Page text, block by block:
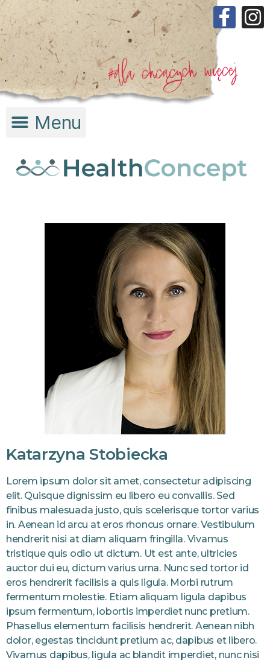
Katarzyna Stobiecka
Lorem ipsum dolor sit amet, consectetur adipiscing
elit. Quisque dignissim eu libero eu convallis. Sed
finibus malesuada justo, quis scelerisque tortor varius
in. Aenean id arcu at eros rhoncus ornare. Vestibulum
hendrerit nisi at diam aliquam fringilla. Vivamus
tristique quis odio ut dictum. Ut est ante, ultricies
auctor dui eu, dictum varius urna. Nunc sed tortor id
eros hendrerit facilisis a quis ligula. Morbi rutrum
fermentum molestie. Etiam aliquam ligula dapibus
ipsum fermentum, lobortis imperdiet nunc pretium.
Phasellus elementum facilisis hendrerit. Aenean nibh
dolor, egestas tincidunt pretium ac, dapibus et libero.
Vivamus dapibus, ligula ac blandit imperdiet, nunc nisi